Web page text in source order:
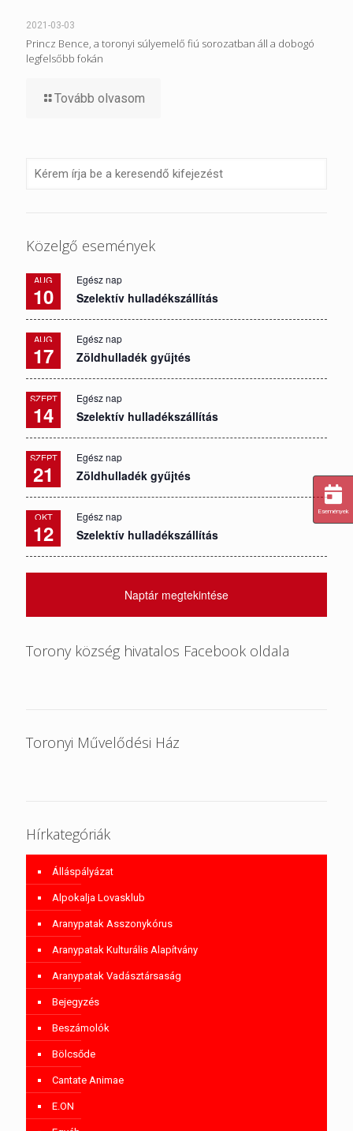
2021-03-03
Princz Bence, a toronyi súlyemelő fiú sorozatban áll a dobogó
legfelsőbb fokán
Tovább olvasom
Közelgő események
AUG
10
Egész nap
Szelektív hulladékszállítás
AUG
17
Egész nap
Zöldhulladék gyűjtés
SZEPT
14
Egész nap
Szelektív hulladékszállítás
SZEPT
21
Egész nap
Zöldhulladék gyűjtés
OKT
12
Egész nap
Szelektív hulladékszállítás
Naptár megtekintése
Torony község hivatalos Facebook oldala
Toronyi Művelődési Ház
Hírkategóriák
Álláspályázat
Alpokalja Lovasklub
Aranypatak Asszonykórus
Aranypatak Kulturális Alapítvány
Aranypatak Vadásztársaság
Bejegyzés
Beszámolók
Bölcsőde
Cantate Animae
E.ON
Események